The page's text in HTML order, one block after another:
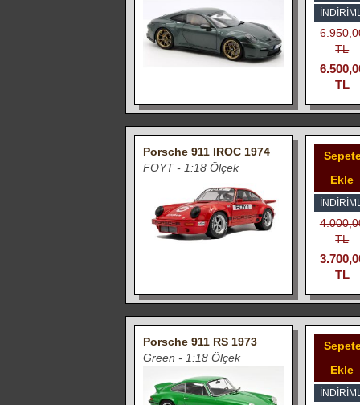
TL
TL
Porsche 911 IROC 1974
FOYT - 1:18 Ölçek
Ekle
TL
TL
Porsche 911 RS 1973
Green - 1:18 Ölçek
Ekle